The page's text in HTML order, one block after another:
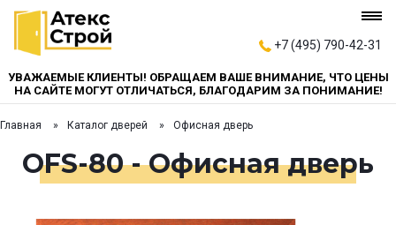
+7 (495) 790-42-31
УВАЖАЕМЫЕ КЛИЕНТЫ! ОБРАЩАЕМ ВАШЕ ВНИМАНИЕ, ЧТО ЦЕНЫ
НА САЙТЕ МОГУТ ОТЛИЧАТЬСЯ, БЛАГОДАРИМ ЗА ПОНИМАНИЕ!
Главная Каталог дверей Офисная дверь
OFS-80 - Офисная дверь